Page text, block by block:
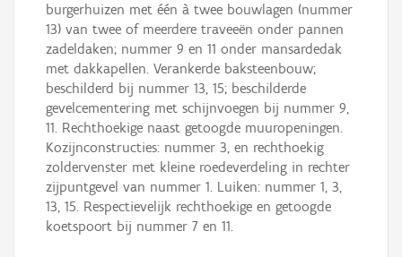
burgerhuizen met één à twee bouwlagen (nummer
13) van twee of meerdere traveeën onder pannen
zadeldaken; nummer 9 en 11 onder mansardedak
met dakkapellen. Verankerde baksteenbouw;
beschilderd bij nummer 13, 15; beschilderde
gevelcementering met schijnvoegen bij nummer 9,
11. Rechthoekige naast getoogde muuropeningen.
Kozijnconstructies: nummer 3, en rechthoekig
zoldervenster met kleine roedeverdeling in rechter
zijpuntgevel van nummer 1. Luiken: nummer 1, 3,
13, 15. Respectievelijk rechthoekige en getoogde
koetspoort bij nummer 7 en 11.